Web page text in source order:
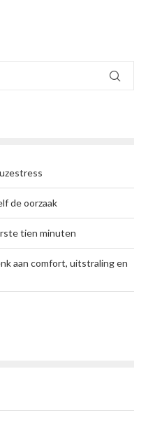
de oorzaak
tien minuten
aan comfort, uitstraling en